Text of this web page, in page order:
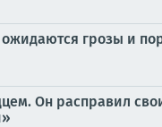
грозы и
Он расправил